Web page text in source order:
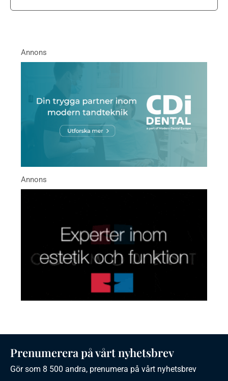
Prenumerera på vårt nyhetsbrev
Gör som 8 500 andra, prenumera på vårt nyhetsbrev